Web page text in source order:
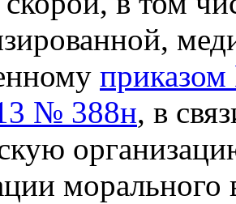
№ 388н, в
морального